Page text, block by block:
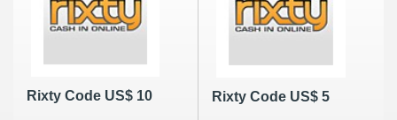
Rixty Code US$ 10 Rixty Code US$ 5